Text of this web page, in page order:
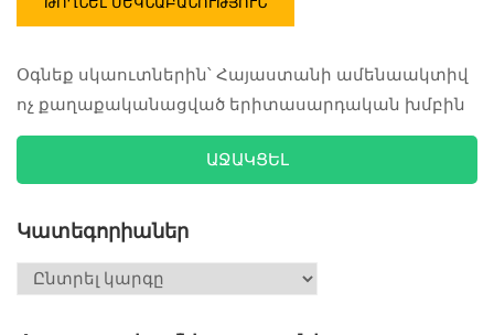
Օգնեք սկաուտներին՝ Հայաստանի ամենաակտիվ
ոչ քաղաքականացված երիտասարդական խմբին
ԱՋԱԿՑԵԼ
Կատեգորիաներ